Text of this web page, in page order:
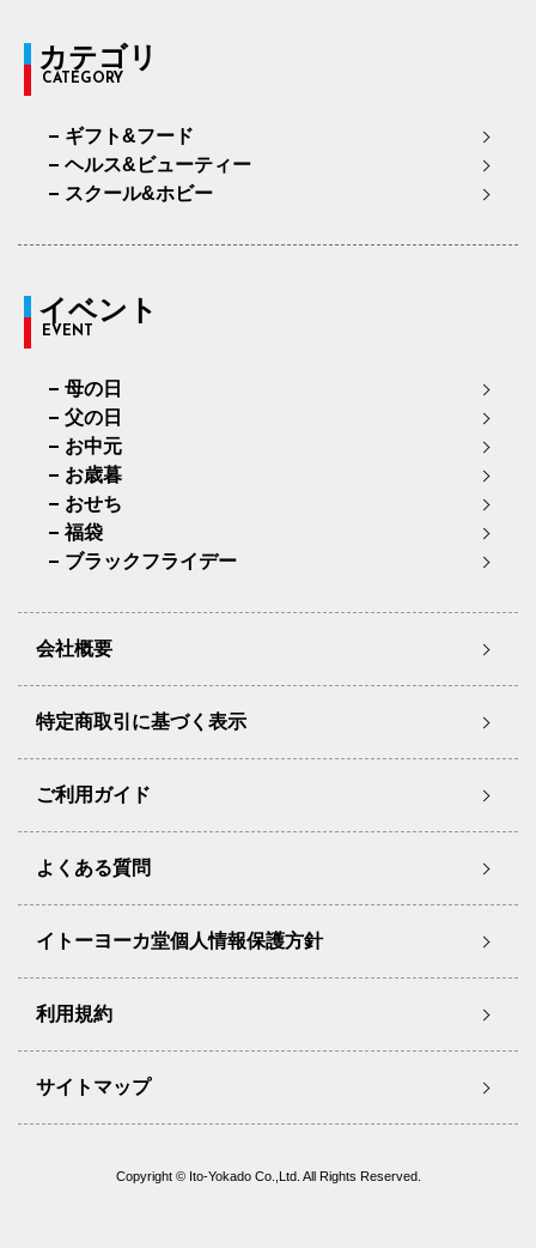
カテゴリ
CATEGORY
ギフト&フード
ヘルス&ビューティー
スクール&ホビー
イベント
EVENT
母の日
父の日
お中元
お歳暮
おせち
福袋
ブラックフライデー
会社概要
特定商取引に基づく表示
ご利用ガイド
よくある質問
イトーヨーカ堂個人情報保護方針
利用規約
サイトマップ
Copyright © Ito-Yokado Co.,Ltd. All Rights Reserved.